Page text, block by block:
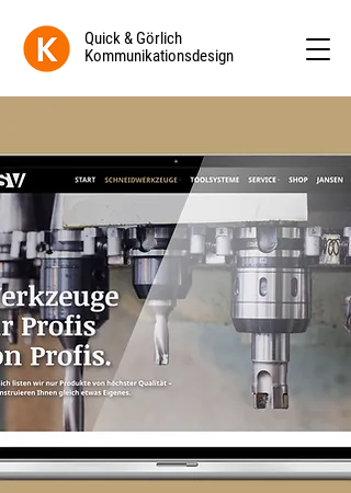
Quick & Görlich
Kommunikationsdesign